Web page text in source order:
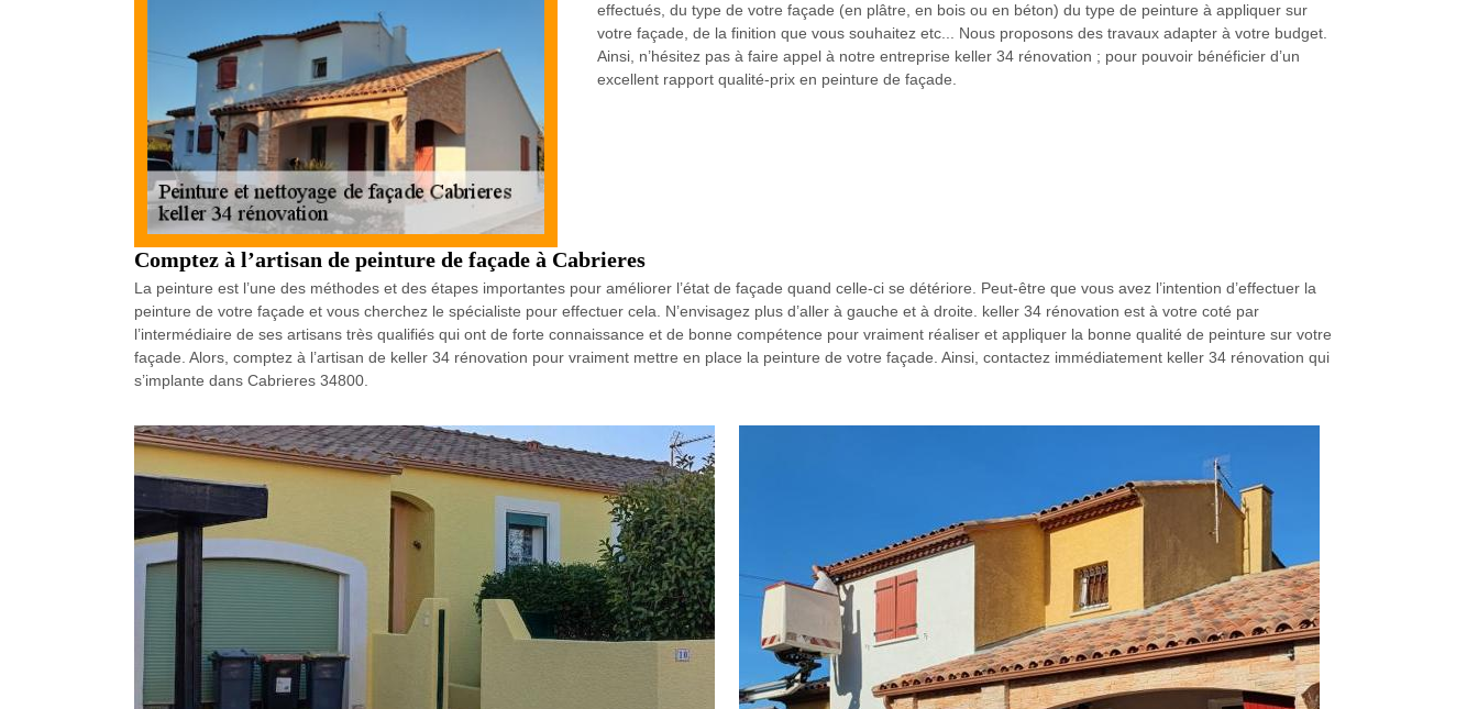
effectués, du type de votre façade (en plâtre, en bois ou en béton) du type de peinture à appliquer sur
votre façade, de la finition que vous souhaitez etc... Nous proposons des travaux adapter à votre budget.
Ainsi, n’hésitez pas à faire appel à notre entreprise keller 34 rénovation ; pour pouvoir bénéficier d’un
excellent rapport qualité-prix en peinture de façade.
Comptez à l’artisan de peinture de façade à Cabrieres
La peinture est l’une des méthodes et des étapes importantes pour améliorer l’état de façade quand celle-ci se détériore. Peut-être que vous avez l’intention d’effectuer la
peinture de votre façade et vous cherchez le spécialiste pour effectuer cela. N’envisagez plus d’aller à gauche et à droite. keller 34 rénovation est à votre coté par
l’intermédiaire de ses artisans très qualifiés qui ont de forte connaissance et de bonne compétence pour vraiment réaliser et appliquer la bonne qualité de peinture sur votre
façade. Alors, comptez à l’artisan de keller 34 rénovation pour vraiment mettre en place la peinture de votre façade. Ainsi, contactez immédiatement keller 34 rénovation qui
s’implante dans Cabrieres 34800.